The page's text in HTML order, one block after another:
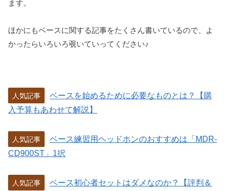
ます。
ほかにもベースに関する記事をたくさん書いているので、よ
かったらいろいろ覗いていってください♪
人気記事
ベースを始めるために必要なものとは？【購
入予算もあわせて解説】
人気記事
ベース練習用ヘッドホンのおすすめは「MDR-
CD900ST」1択
人気記事
ベース初心者セットはダメなのか？【評判＆